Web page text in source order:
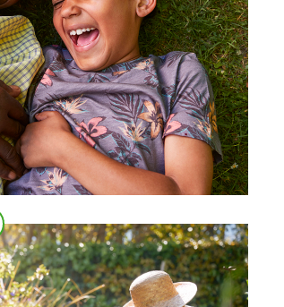
preparar su